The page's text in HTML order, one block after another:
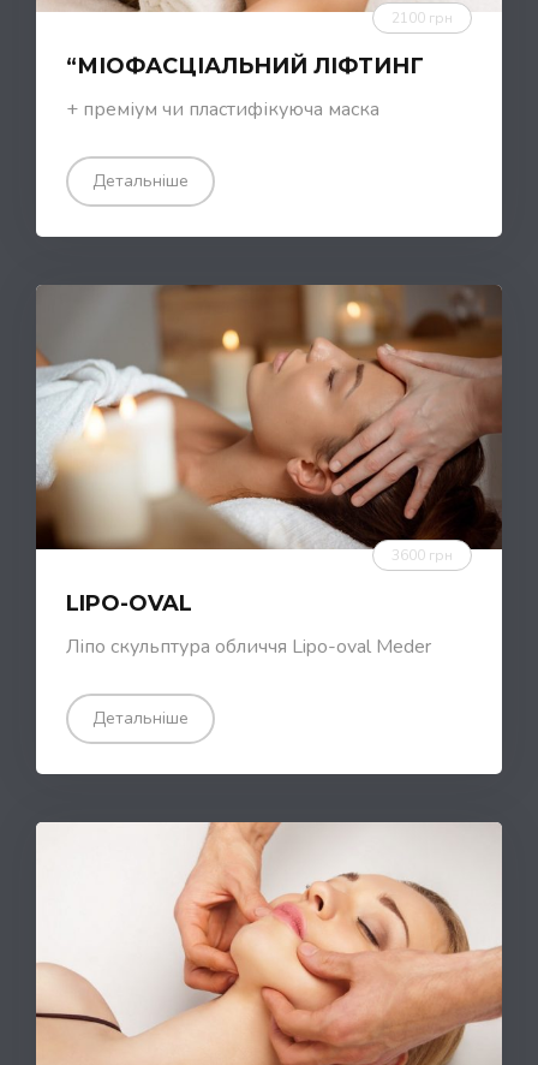
2100 грн
“МІОФАСЦІАЛЬНИЙ ЛІФТИНГ
+ преміум чи пластифікуюча маска
Детальніше
3600 грн
LIPO-OVAL
Ліпо скульптура обличчя Lipo-оval Meder
Детальніше